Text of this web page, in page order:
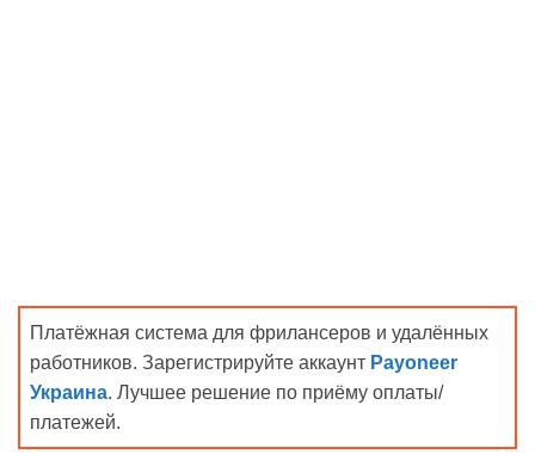
Платёжная система для фрилансеров и удалённых
работников. Зарегистрируйте аккаунт Payoneer
Украина. Лучшее решение по приёму оплаты/
платежей.